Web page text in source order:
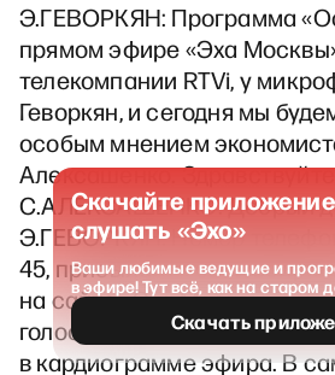
Э.ГЕВОРКЯН: Программа
прямом эфире «Эха
телекомпании RTVi, у
Геворкян, и сегодня мы
особым мнением
Алексашенко.
С.АЛЕКСАШЕНКО: Добрый
Э.ГЕВОРКЯН: Номер
45, присылайте свои
на сайте «Эха Москвы» вы
голосовать за или против
в кардиограмме эфира. В
Скачайте
слушать «Эхо»
Ваши любимые ведущие и
в эфире! Тут всё, как на старом
Скачать